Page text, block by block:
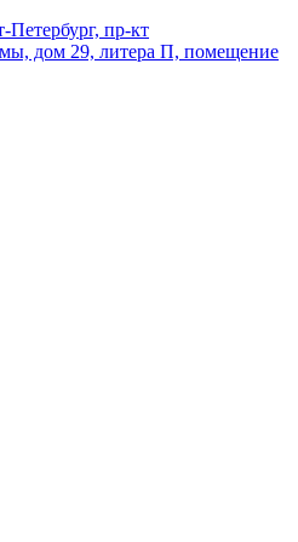
Петербург, пр-кт
дом 29, литера П, помещение